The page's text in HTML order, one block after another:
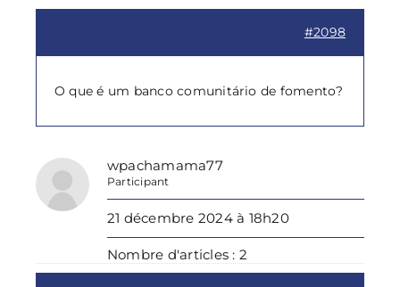
#2098
O que é um banco comunitário de fomento?
wpachamama77
Participant
21 décembre 2024 à 18h20
Nombre d'articles : 2